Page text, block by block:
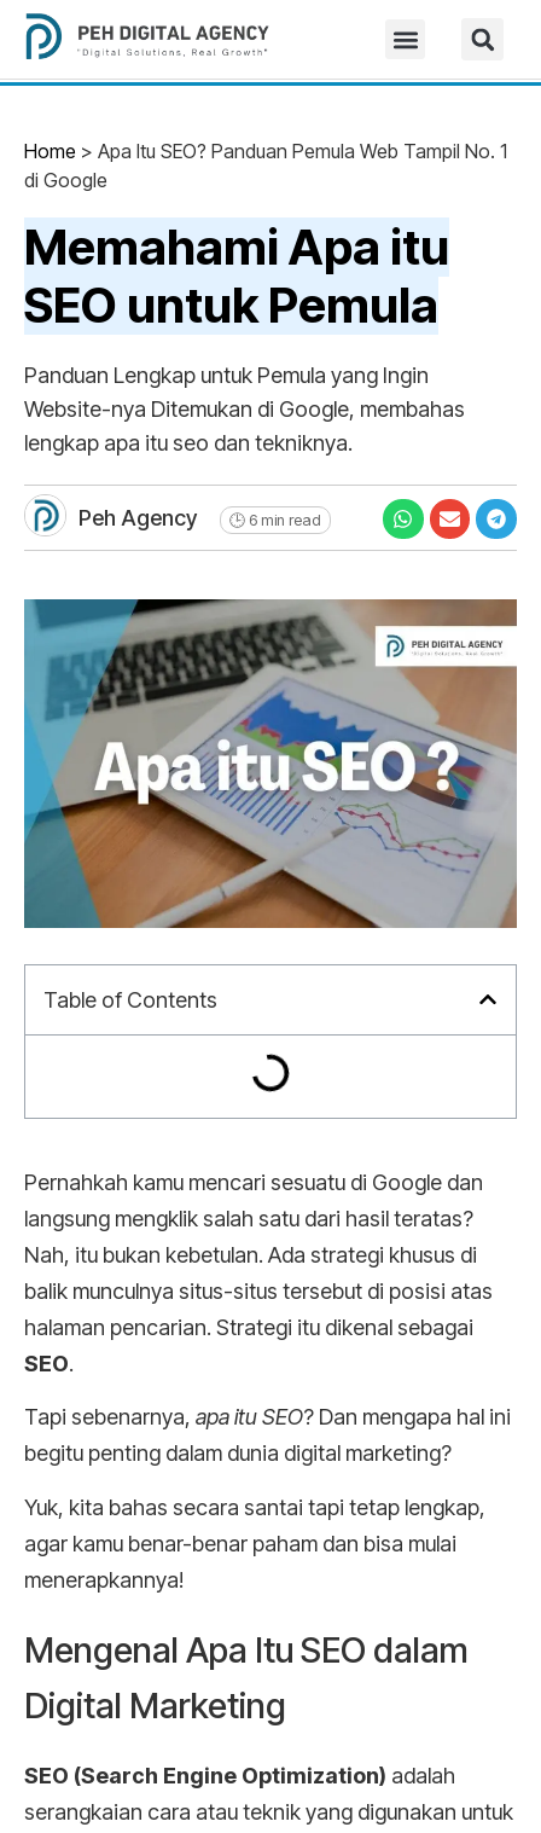
Home > Apa Itu SEO? Panduan Pemula Web Tampil No. 1
di Google
Memahami Apa itu
SEO untuk Pemula
Panduan Lengkap untuk Pemula yang Ingin
Website-nya Ditemukan di Google, membahas
lengkap apa itu seo dan tekniknya.
Peh Agency 🕒 6 min read
Table of Contents
Pernahkah kamu mencari sesuatu di Google dan
langsung mengklik salah satu dari hasil teratas?
Nah, itu bukan kebetulan. Ada strategi khusus di
balik munculnya situs-situs tersebut di posisi atas
halaman pencarian. Strategi itu dikenal sebagai
SEO.
Tapi sebenarnya, apa itu SEO? Dan mengapa hal ini
begitu penting dalam dunia digital marketing?
Yuk, kita bahas secara santai tapi tetap lengkap,
agar kamu benar-benar paham dan bisa mulai
menerapkannya!
Mengenal Apa Itu SEO dalam
Digital Marketing
SEO (Search Engine Optimization) adalah
serangkaian cara atau teknik yang digunakan untuk